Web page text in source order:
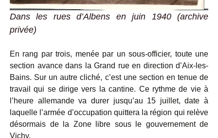
Dans les rues d’Albens en juin 1940 (archive
privée)
En rang par trois, menée par un sous-officier, toute une
section avance dans la Grand rue en direction d’Aix-les-
Bains. Sur un autre cliché, c’est une section en tenue de
travail qui se dirige vers la cantine. Ce rythme de vie à
l’heure allemande va durer jusqu’au 15 juillet, date à
laquelle l’armée d’occupation quittera la région qui relève
désormais de la Zone libre sous le gouvernement de
Vichy.